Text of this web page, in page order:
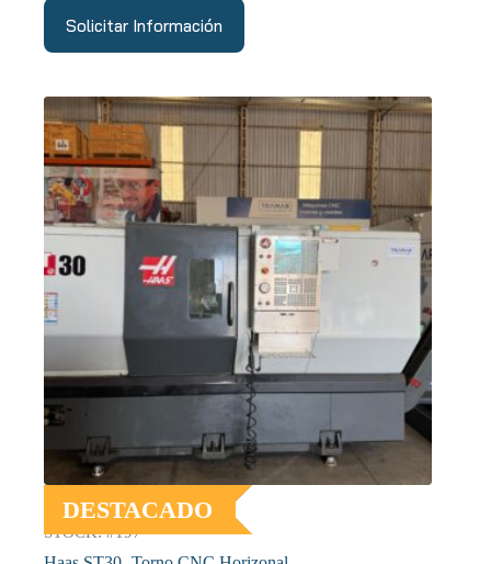
Solicitar Información
DESTACADO
STOCK: #197